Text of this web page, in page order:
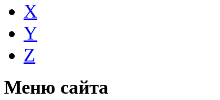
X
Y
Z
Меню сайта